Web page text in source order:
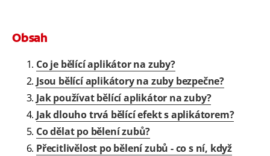
Obsah
Co je bělící aplikátor na zuby?
Jsou bělící aplikátory na zuby bezpečne?
Jak používat bělící aplikátor na zuby?
Jak dlouho trvá bělící efekt s aplikátorem?
Co dělat po bělení zubů?
Přecitlivělost po bělení zubů - co s ní, když